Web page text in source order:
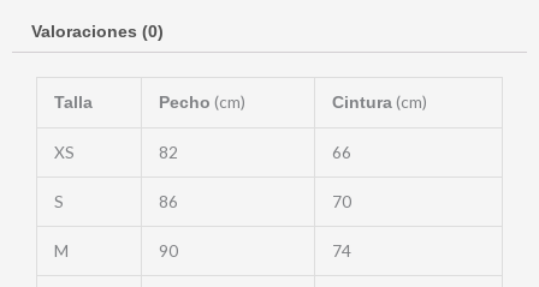
Valoraciones (0)
Talla Pecho (cm) Cintura(cm)
XS 82 66
S 86 70
M 90 74